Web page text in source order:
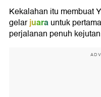
Kekalahan itu membuat
gelarjuarauntuk
perjalanan penuh